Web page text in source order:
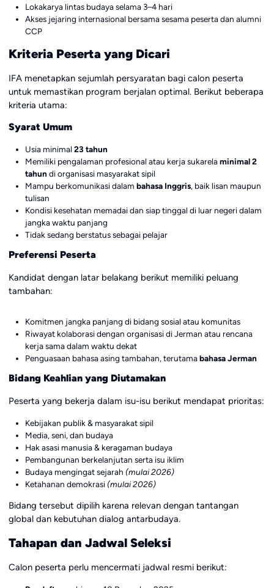
Lokakarya lintas budaya selama 3–4 hari
Akses jejaring internasional bersama sesama peserta dan alumni
CCP
Kriteria Peserta yang Dicari
IFA menetapkan sejumlah persyaratan bagi calon peserta
untuk memastikan program berjalan optimal. Berikut beberapa
kriteria utama:
Syarat Umum
Usia minimal 23 tahun
Memiliki pengalaman profesional atau kerja sukarelaminimal 2
tahun di organisasi masyarakat sipil
Mampu berkomunikasi dalam bahasa Inggris, baik lisan maupun
tulisan
Kondisi kesehatan memadai dan siap tinggal di luar negeri dalam
jangka waktu panjang
Tidak sedang berstatus sebagai pelajar
Preferensi Peserta
Kandidat dengan latar belakang berikut memiliki peluang
tambahan:
Komitmen jangka panjang di bidang sosial atau komunitas
Riwayat kolaborasi dengan organisasi di Jerman atau rencana
kerja sama dalam waktu dekat
Penguasaan bahasa asing tambahan, terutamabahasa Jerman
Bidang Keahlian yang Diutamakan
Peserta yang bekerja dalam isu-isu berikut mendapat prioritas:
Kebijakan publik & masyarakat sipil
Media, seni, dan budaya
Hak asasi manusia & keragaman budaya
Pembangunan berkelanjutan serta isu iklim
Budaya mengingat sejarah (mulai 2026)
Ketahanan demokrasi(mulai 2026)
Bidang tersebut dipilih karena relevan dengan tantangan
global dan kebutuhan dialog antarbudaya.
Tahapan dan Jadwal Seleksi
Calon peserta perlu mencermati jadwal resmi berikut: